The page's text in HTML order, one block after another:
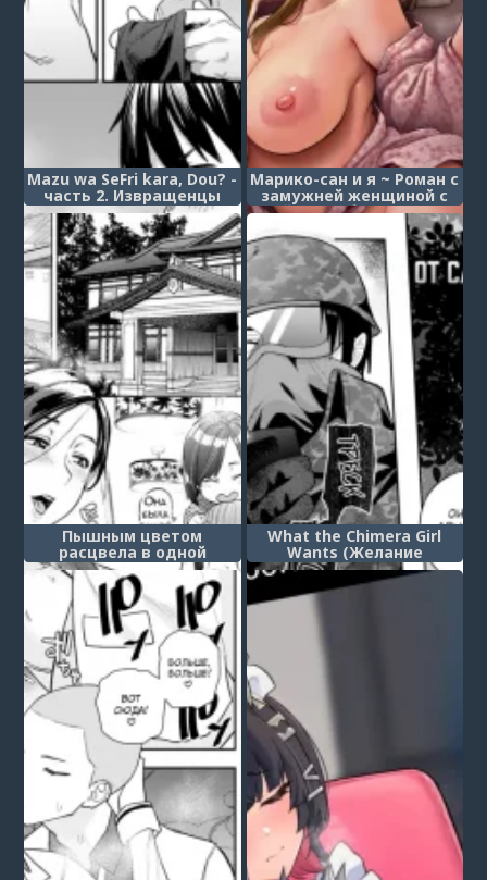
Mazu wa SeFri kara, Dou? -
часть 2. Извращенцы
(Hentai Doushi / Mutual
Perverts)
Марико-сан и я ~ Роман с
замужней женщиной с
моей подработки - глава
Пышным цветом
расцвела в одной
комнате она (One Room
Perfume)
What the Chimera Girl
Wants (Желание
девочки-химеры)